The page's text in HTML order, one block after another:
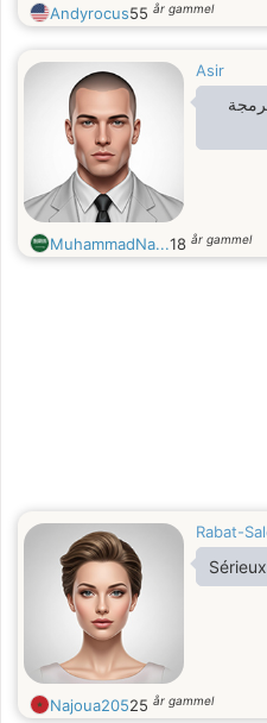
Andyrocus55 år gammel
Asir
MuhammadNa...18 år gammel
Rabat-
Sérieux
Najoua20525 år gammel